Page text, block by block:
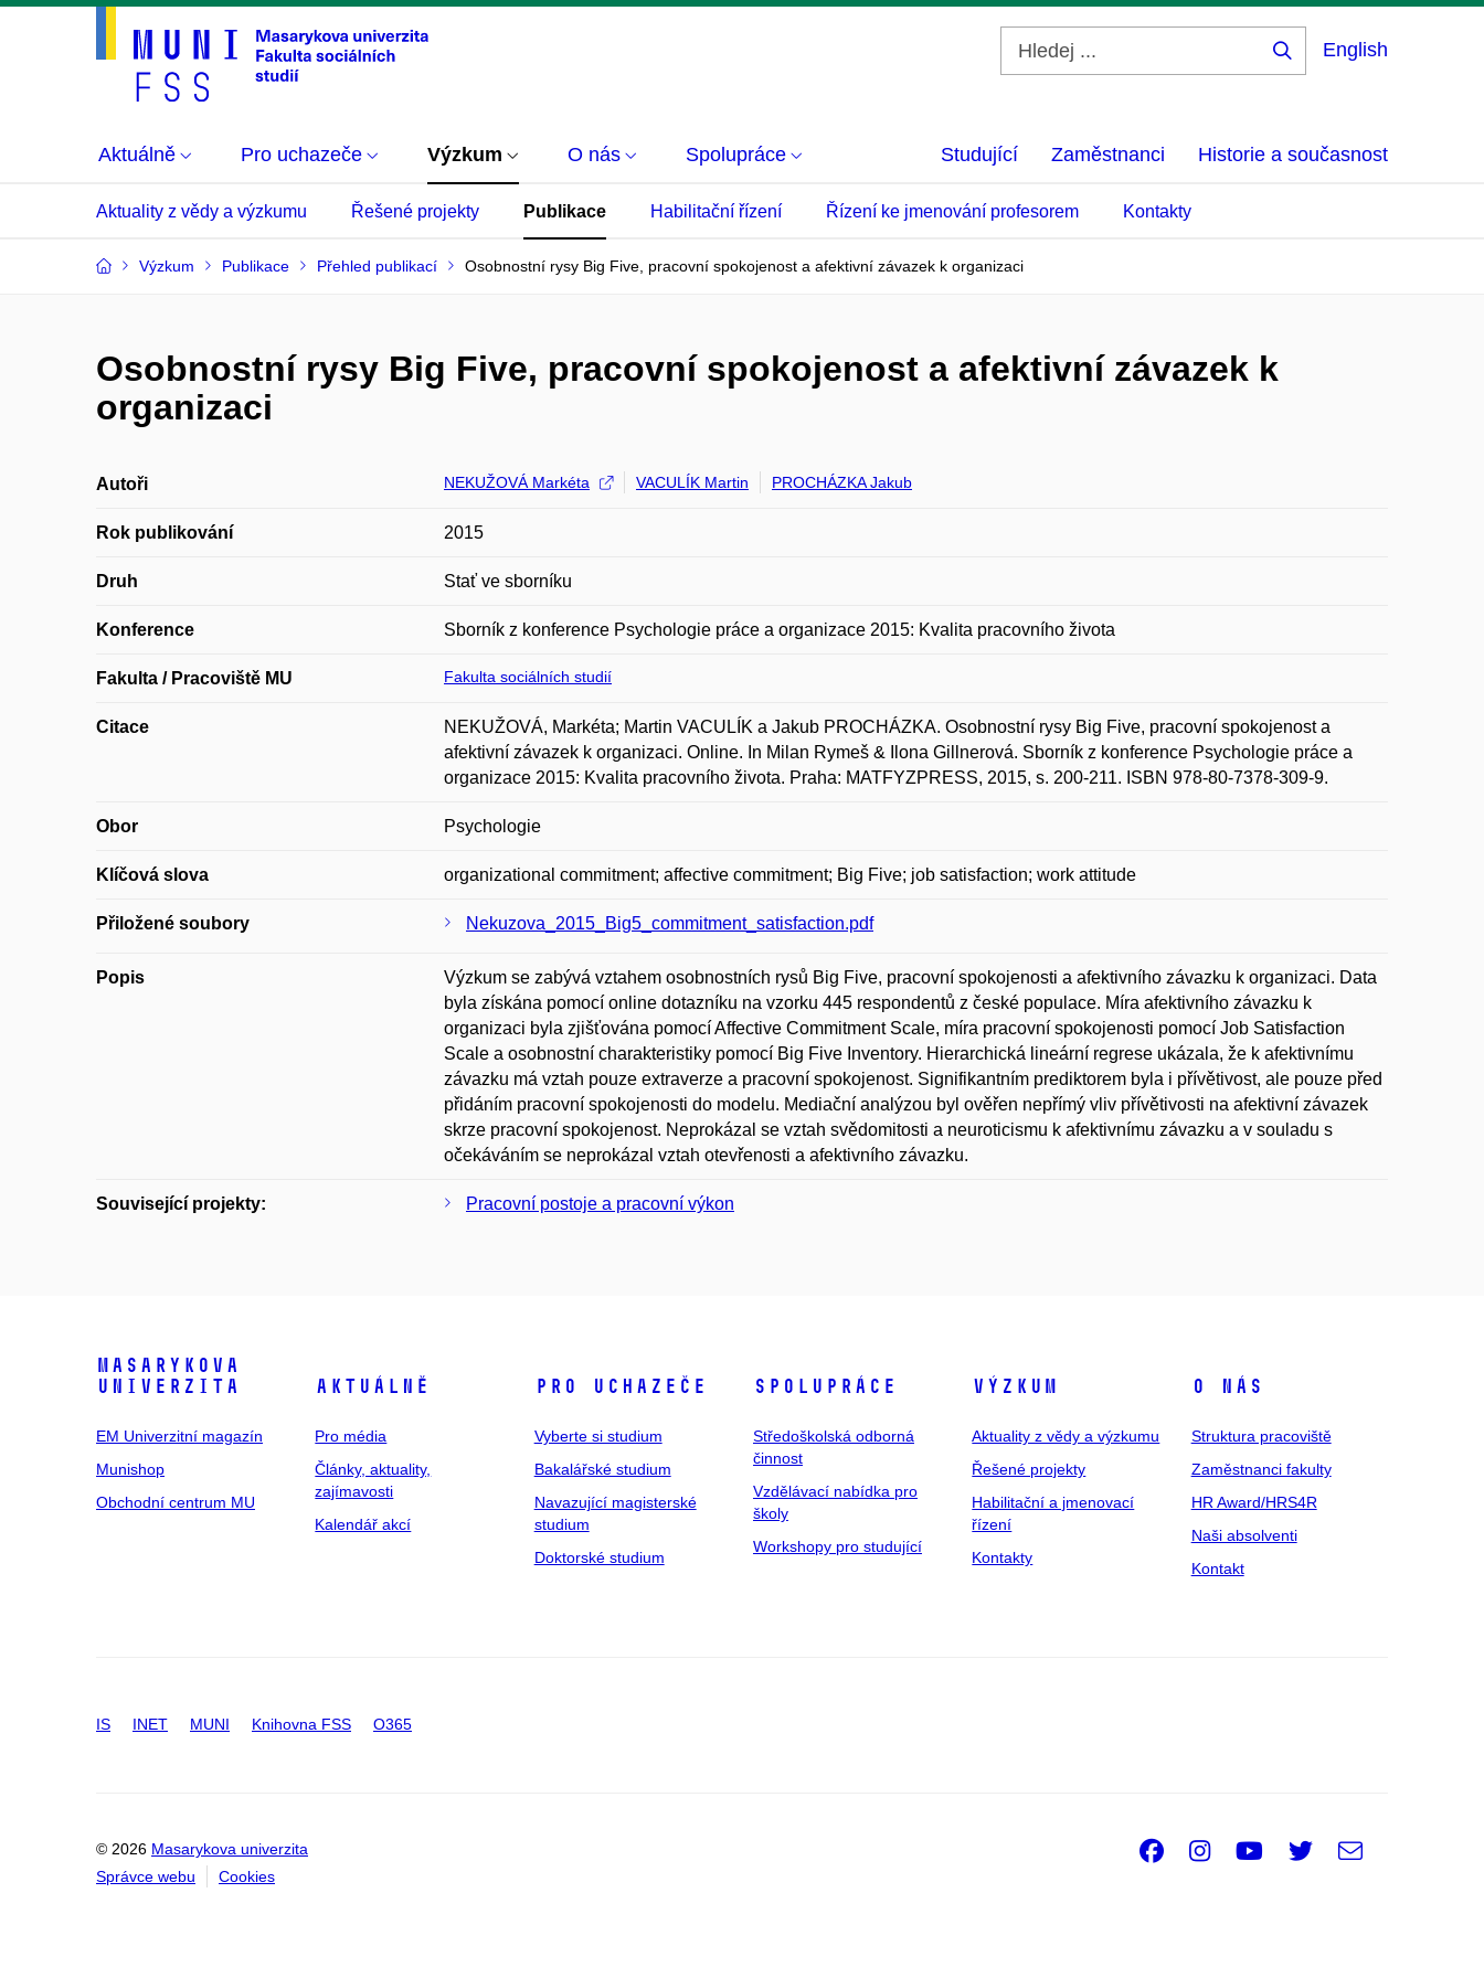
English
Aktuálně Pro uchazeče Výzkum O nás Spolupráce Studující Zaměstnanci Historie a současnost
Aktuality z vědy a výzkumu Řešené projekty Publikace Habilitační řízení Řízení ke jmenování profesorem Kontakty
Výzkum Publikace Přehled publikací Osobnostní rysy Big Five, pracovní spokojenost a afektivní závazek k organizaci
Osobnostní rysy Big Five, pracovní spokojenost a afektivní závazek k
organizaci
Autoři NEKUŽOVÁ Markéta VACULÍK Martin PROCHÁZKA Jakub
Rok publikování 2015
Druh Stať ve sborníku
Konference Sborník z konference Psychologie práce a organizace 2015: Kvalita pracovního života
Fakulta / Pracoviště MU Fakulta sociálních studií
Citace
NEKUŽOVÁ, Markéta; Martin VACULÍK a Jakub PROCHÁZKA. Osobnostní rysy Big Five, pracovní spokojenost a
afektivní závazek k organizaci. Online. In Milan Rymeš & Ilona Gillnerová. Sborník z konference Psychologie práce a
organizace 2015: Kvalita pracovního života. Praha: MATFYZPRESS, 2015, s. 200-211. ISBN 978-80-7378-309-9.
Obor Psychologie
Klíčová slova organizational commitment; affective commitment; Big Five; job satisfaction; work attitude
Přiložené soubory Nekuzova_2015_Big5_commitment_satisfaction.pdf
Popis
Výzkum se zabývá vztahem osobnostních rysů Big Five, pracovní spokojenosti a afektivního závazku k organizaci. Data
byla získána pomocí online dotazníku na vzorku 445 respondentů z české populace. Míra afektivního závazku k
organizaci byla zjišťována pomocí Affective Commitment Scale, míra pracovní spokojenosti pomocí Job Satisfaction
Scale a osobnostní charakteristiky pomocí Big Five Inventory. Hierarchická lineární regrese ukázala, že k afektivnímu
závazku má vztah pouze extraverze a pracovní spokojenost. Signifikantním prediktorem byla i přívětivost, ale pouze před
přidáním pracovní spokojenosti do modelu. Mediační analýzou byl ověřen nepřímý vliv přívětivosti na afektivní závazek
skrze pracovní spokojenost. Neprokázal se vztah svědomitosti a neuroticismu k afektivnímu závazku a v souladu s
očekáváním se neprokázal vztah otevřenosti a afektivního závazku.
Související projekty: Pracovní postoje a pracovní výkon
Masarykova
univerzita
EM Univerzitní magazín
Munishop
Obchodní centrum MU
Aktuálně
Pro média
Články, aktuality,
zajímavosti
Kalendář akcí
Pro uchazeče
Vyberte si studium
Bakalářské studium
Navazující magisterské
studium
Doktorské studium
Spolupráce
Středoškolská odborná
činnost
Vzdělávací nabídka pro
školy
Workshopy pro studující
Výzkum
Aktuality z vědy a výzkumu
Řešené projekty
Habilitační a jmenovací
řízení
Kontakty
O nás
Struktura pracoviště
Zaměstnanci fakulty
HR Award/HRS4R
Naši absolventi
Kontakt
IS INET MUNI Knihovna FSS O365
© 2026 Masarykova univerzita
Správce webu
Cookies
Facebook
Instagram
Youtube
Twitter
e-